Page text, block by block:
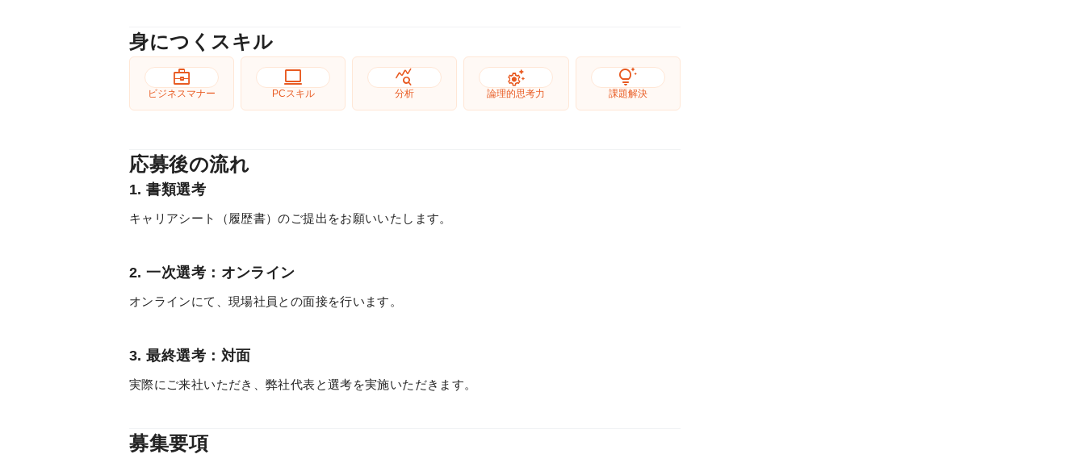
身につくスキル
business_center
ビジネスマナー
computer
PCスキル
query_stats
分析
settings_suggest
論理的思考力
tips_and_updates
課題解決
応募後の流れ
1. 書類選考
キャリアシート（履歴書）のご提出をお願いいたします。
2. 一次選考：オンライン
オンラインにて、現場社員との面接を行います。
3. 最終選考：対面
実際にご来社いただき、弊社代表と選考を実施いただきます。
募集要項